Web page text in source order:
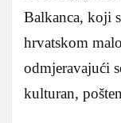
Balkanca, koji
hrvatskom
odmjeravajući
kulturan,